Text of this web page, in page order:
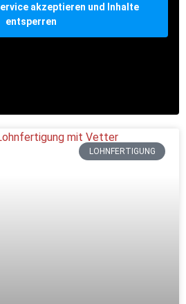
akzeptieren und Inhalte
entsperren
LOHNFERTIGUNG